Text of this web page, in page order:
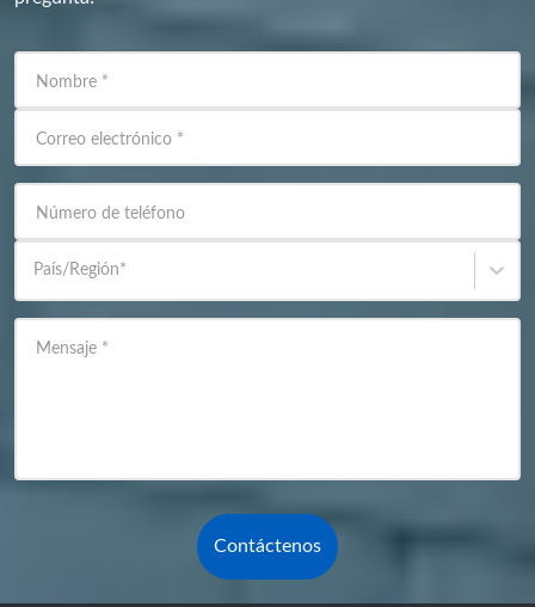
Nombre *
Correo electrónico *
Número de teléfono
País/Región*
Mensaje *
Contáctenos